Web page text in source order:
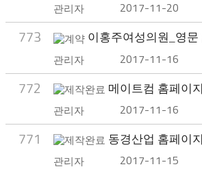
관리자 2017-11-20
773 이홍주여성의원_영
관리자 2017-11-16
772 메이트컴 홈페이
관리자 2017-11-16
771 동경산업 홈페이
관리자 2017-11-15